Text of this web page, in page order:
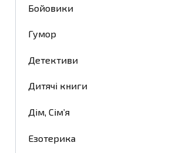
Бойовики
Гумор
Детективи
Дитячі книги
Дім, Сім’я
Езотерика